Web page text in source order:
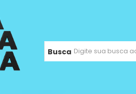
Busca